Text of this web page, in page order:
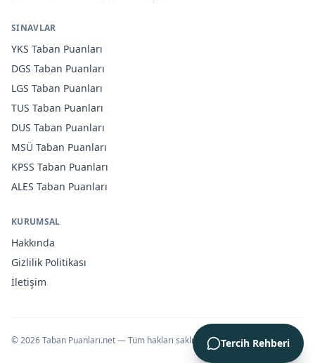
SINAVLAR
YKS Taban Puanları
DGS Taban Puanları
LGS Taban Puanları
TUS Taban Puanları
DUS Taban Puanları
MSÜ Taban Puanları
KPSS Taban Puanları
ALES Taban Puanları
KURUMSAL
Hakkında
Gizlilik Politikası
İletişim
©2026Taban Puanları.net — Tüm hakları saklıdır. Tercih Rehberi